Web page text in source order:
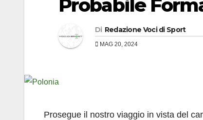
Probabile
Di Redazione Voci di Sport
MAG 20, 2024
Prosegue il nostro viaggio in vista del